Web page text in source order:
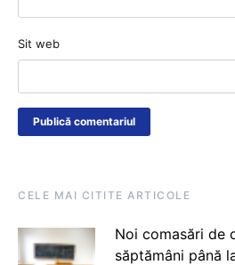
Sit web
CELE MAI CITITE ARTICOLE
Noi comasări de
săptămâni până